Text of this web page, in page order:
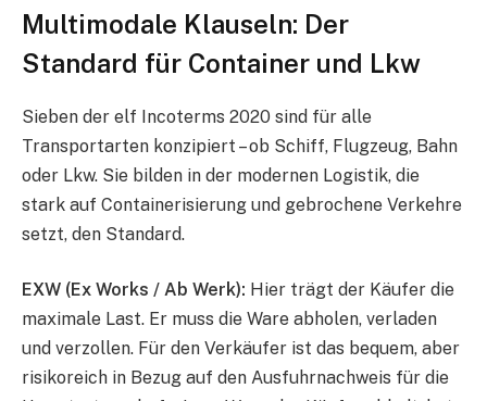
Multimodale Klauseln: Der
Standard für Container und Lkw
Sieben der elf Incoterms 2020 sind für alle
Transportarten konzipiert – ob Schiff, Flugzeug, Bahn
oder Lkw. Sie bilden in der modernen Logistik, die
stark auf Containerisierung und gebrochene Verkehre
setzt, den Standard.
EXW (Ex Works / Ab Werk): Hier trägt der Käufer die
maximale Last. Er muss die Ware abholen, verladen
und verzollen. Für den Verkäufer ist das bequem, aber
risikoreich in Bezug auf den Ausfuhrnachweis für die